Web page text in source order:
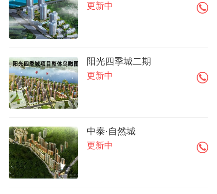
更新中
阳光四季城二期
更新中
中泰·自然城
更新中